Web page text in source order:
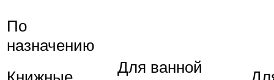
По
назначению
Для ванной